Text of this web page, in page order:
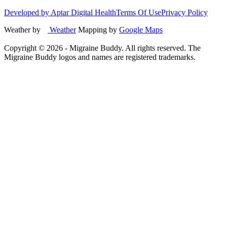
Developed by Aptar Digital HealthTerms Of UsePrivacy Policy
Weather by
WeatherMapping by Google Maps
Copyright © 2026 - Migraine Buddy. All rights reserved. The
Migraine Buddy logos and names are registered trademarks.